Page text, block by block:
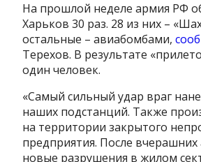
На прошлой неделе армия РФ
Харьков 30 раз. 28 из них –
остальные – авиабомбами,
Терехов. В результате
один человек.
«Самый сильный удар враг
наших подстанций. Также
на территории закрытого
предприятия. После
новые разрушения в жилом